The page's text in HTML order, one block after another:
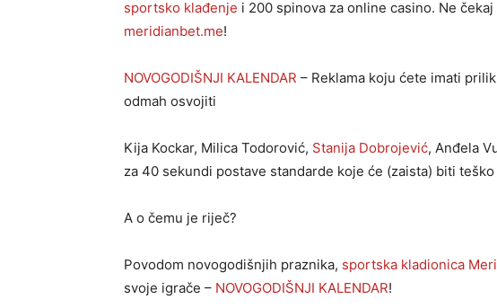
sportsko klađenje i 200 spinova za online casino. Ne
meridianbet.me!
NOVOGODIŠNJI KALENDAR – Reklama koju ćete imati
odmah osvojiti
Kija Kockar, Milica Todorović, Stanija Dobrojević, Anđela
za 40 sekundi postave standarde koje će (zaista) biti
A o čemu je riječ?
Povodom novogodišnjih praznika, sportska kladionica
svoje igrače – NOVOGODIŠNJI KALENDAR!